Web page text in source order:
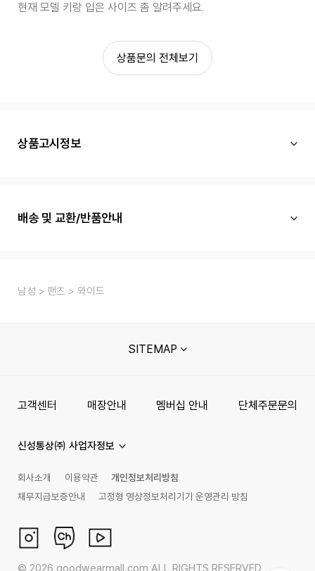
현재 모델 키랑 입은 사이즈 좀 알려주세요.
상품문의 전체보기
상품고시정보
배송 및 교환/반품안내
남성 팬츠 와이드
SITEMAP
고객센터 매장안내 멤버십 안내 단체주문문의
신성통상㈜ 사업자정보
회사소개 이용약관
개인정보처리방침
채무지급보증안내
고정형 영상정보처리기기 운영관리 방침
© 2026 goodwearmall.com ALL RIGHTS RESERVED